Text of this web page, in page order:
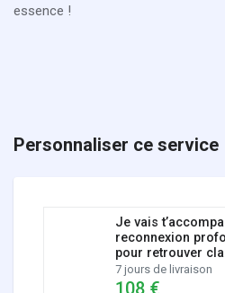
essence !
Personnaliser ce service
Je vais
reconnexion
pour retrouver
7 jours de livraison
108 €